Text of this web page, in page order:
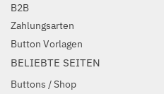
B2B
Zahlungsarten
Button Vorlagen
BELIEBTE SEITEN
Buttons / Shop